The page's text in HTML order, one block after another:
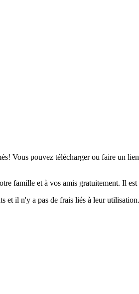
Vous pouvez télécharger ou faire un
famille et à vos amis gratuitement. Il
et il n'y a pas de frais liés à leur